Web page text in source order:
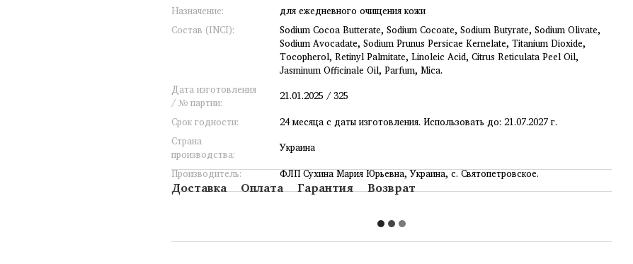
Назначение:
для ежедневного очищения кожи
Состав (INCI):
Sodium Cocoa Butterate, Sodium Cocoate, Sodium Butyrate, Sodium Olivate,
Sodium Avocadate, Sodium Prunus Persicae Kernelate, Titanium Dioxide,
Tocopherol, Retinyl Palmitate, Linoleic Acid, Citrus Reticulata Peel Oil,
Jasminum Officinale Oil, Parfum, Mica.
Дата изготовления
/ № партии:
21.01.2025 / 325
Срок годности:
24 месяца с даты изготовления. Использовать до: 21.07.2027 г.
Страна
производства:
Украина
Производитель:
ФЛП Сухина Мария Юрьевна, Украина, с. Святопетровское.
Доставка Оплата Гарантия Возврат